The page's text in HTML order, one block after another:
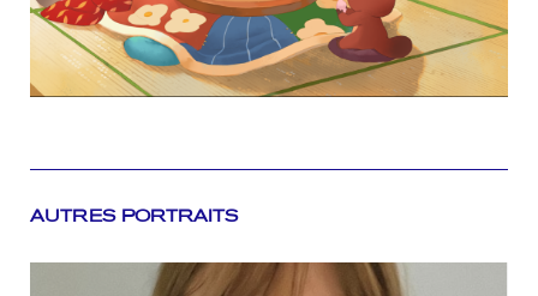
AUTRES PORTRAITS